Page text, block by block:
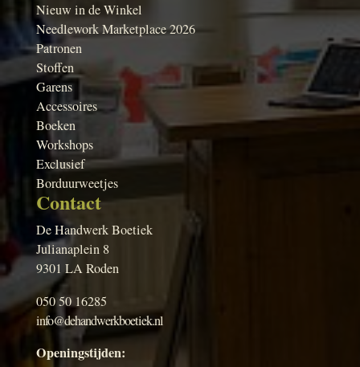
Nieuw in de Winkel
Needlework Marketplace 2026
Patronen
Stoffen
Garens
Accessoires
Boeken
Workshops
Exclusief
Borduurweetjes
Contact
De Handwerk Boetiek
Julianaplein 8
9301 LA Roden
050 50 16285
info@dehandwerkboetiek.nl
Openingstijden: